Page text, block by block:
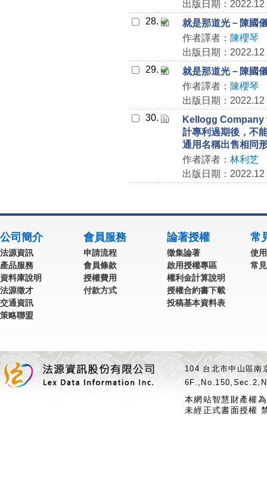
出版日期：2022.12
28.
就是那道光－陳國
作者譯者： 陳櫻琴
出版日期：2022.12
29.
就是那道光－陳國
作者譯者： 陳櫻琴
出版日期：2022.12
30.
Kellogg Company
計專利過期後，不
通用名稱出售相同
作者譯者： 林利芝
出版日期：2022.12
公司簡介
法源資訊
產品服務
資料庫說明
法源徵才
交通資訊
策略聯盟
會員服務
申請流程
會員條款
授權費用
付款方式
論著授權
徵集論著
啟用授權專區
權利金計算說明
授權合約書下載
投稿基本資料表
常
使
常
104 台北市中山區
本網站智慧財產權
未經正式書面授權